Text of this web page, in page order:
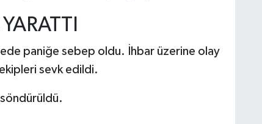
paniğe sebep oldu. İhbar üzerine olay
sevk edildi.